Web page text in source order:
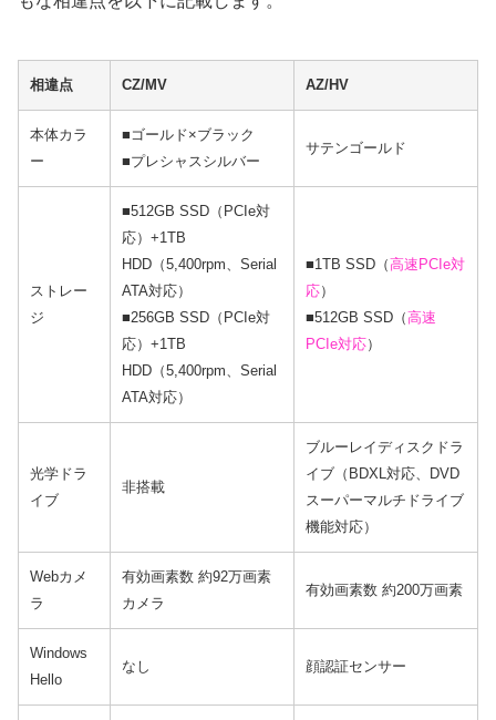
相違点 CZ/MV AZ/HV
本体カラ
ー
■ゴールド×ブラック
■プレシャスシルバー
サテンゴールド
ストレー
ジ
■512GB SSD（PCIe対
応）+1TB
HDD（5,400rpm、Serial
ATA対応）
■256GB SSD（PCIe対
応）+1TB
HDD（5,400rpm、Serial
ATA対応）
■1TB SSD（高速PCIe対
応）
■512GB SSD（高速
PCIe対応）
光学ドラ
イブ
非搭載
ブルーレイディスクドラ
イブ（BDXL対応、DVD
スーパーマルチドライブ
機能対応）
Webカメ
ラ
有効画素数 約92万画素
カメラ
有効画素数 約200万画素
Windows
Hello
なし 顔認証センサー